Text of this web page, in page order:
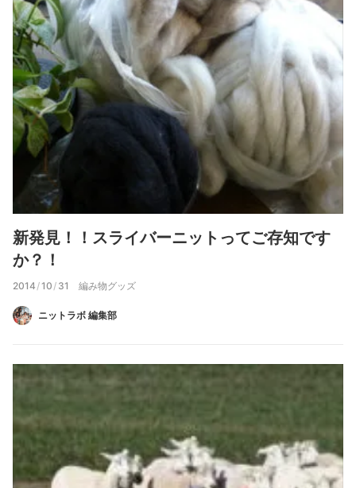
2014 /10 / 31
新発見！！スライバーニットってご存知です
か？！
編み物グッズ
ニットラボ 編集部